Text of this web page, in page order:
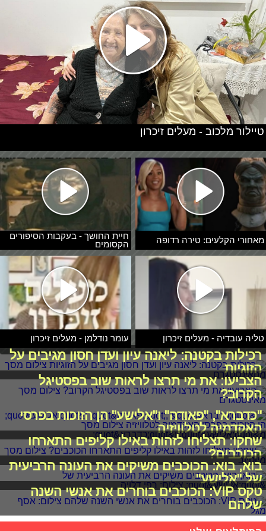
מאחורי הקלעים: טירה רדופה
חיית החושך - בעקבות הסיפורים
הקסומים
טליה עובדיה - מעלים זיכרון עומר נודלמן - מעלים זיכרון
טיילור מלכוב - מעלים זיכרון
רכילות בקטנה: ליאנה עיון ועדן חסון מגיבים על
הזוגיות
הצביעו: את מי תרצו לראות שוב בפסטיגל
הקרוב?
"כדברא", "פאודה" ו"אלישע" הן הזוכות בפרסי
האקדמיה לטלוויזיה
שחקו: תצליחו לזהות באילו קליפים התארחו
הכוכבים?
בוא, בוא: הכוכבים משיקים את העונה הרביעית
של "אלישע"
טקס VIP: הכוכבים בוחרים את אנשי השנה
שלהם